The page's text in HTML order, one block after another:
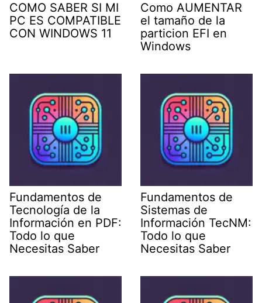
COMO SABER SI MI
PC ES COMPATIBLE
CON WINDOWS 11
Como AUMENTAR
el tamaño de la
particion EFI en
Windows
Fundamentos de
Tecnología de la
Información en PDF:
Todo lo que
Necesitas Saber
Fundamentos de
Sistemas de
Información TecNM:
Todo lo que
Necesitas Saber